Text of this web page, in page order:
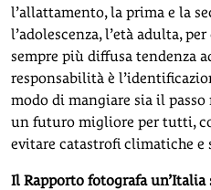
l’allattamento, la prima e la
l’adolescenza, l’età adulta,
sempre più diffusa tendenza
responsabilità è
modo di mangiare sia il passo
un futuro migliore per tutti,
evitare catastrofi climatiche e
Il Rapporto fotografa